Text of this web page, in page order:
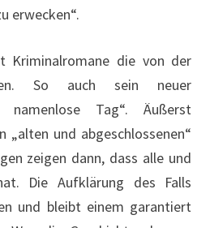
erwecken“.
Kriminalromane die von der
So auch sein neuer
namenlose Tag“. Äußerst
„alten und abgeschlossenen“
zeigen dann, dass alle und
Die Aufklärung des Falls
und bleibt einem garantiert